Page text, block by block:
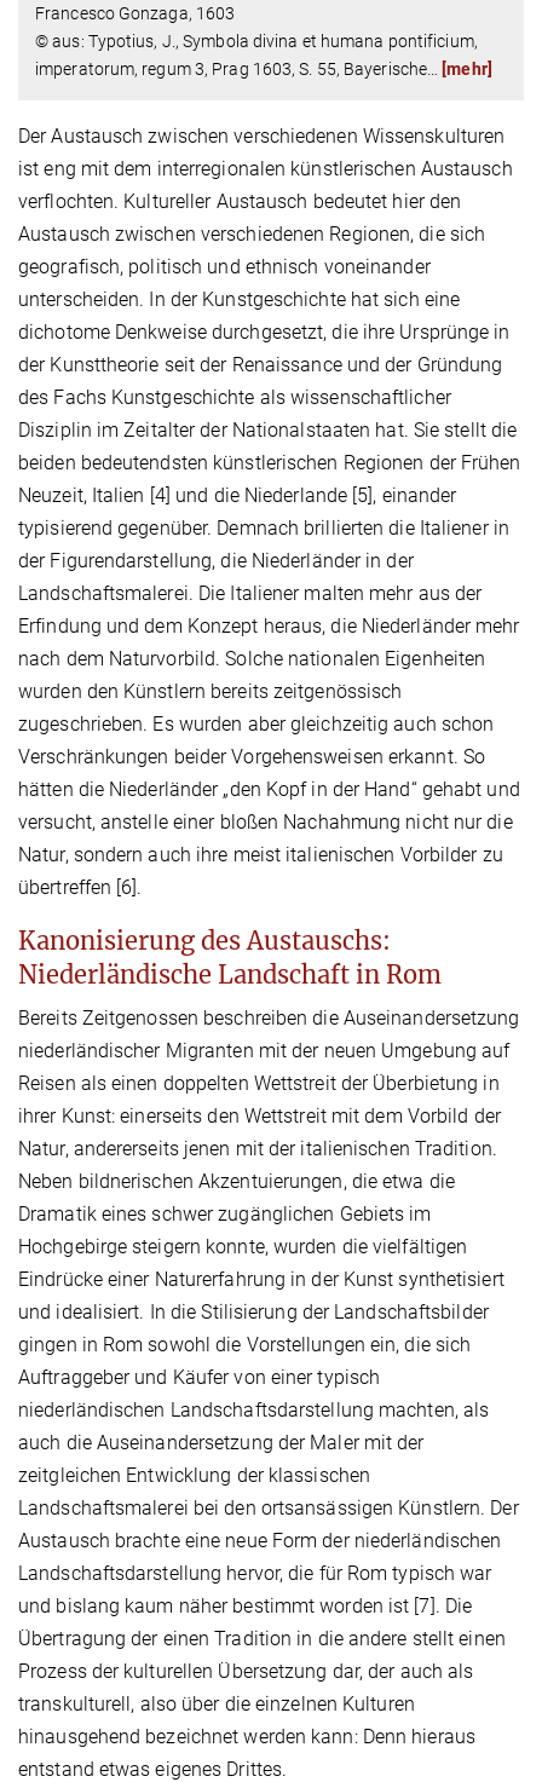
Francesco Gonzaga, 1603
© aus: Typotius, J., Symbola divina et humana pontificium,
imperatorum, regum 3, Prag 1603, S. 55, Bayerische
[mehr]
Der Austausch zwischen verschiedenen Wissenskulturen
ist eng mit dem interregionalen künstlerischen Austausch
verflochten. Kultureller Austausch bedeutet hier den
Austausch zwischen verschiedenen Regionen, die sich
geografisch, politisch und ethnisch voneinander
unterscheiden. In der Kunstgeschichte hat sich eine
dichotome Denkweise durchgesetzt, die ihre Ursprünge in
der Kunsttheorie seit der Renaissance und der Gründung
des Fachs Kunstgeschichte als wissenschaftlicher
Disziplin im Zeitalter der Nationalstaaten hat. Sie stellt die
beiden bedeutendsten künstlerischen Regionen der Frühen
Neuzeit, Italien [4] und die Niederlande [5], einander
typisierend gegenüber. Demnach brillierten die Italiener in
der Figurendarstellung, die Niederländer in der
Landschaftsmalerei. Die Italiener malten mehr aus der
Erfindung und dem Konzept heraus, die Niederländer mehr
nach dem Naturvorbild. Solche nationalen Eigenheiten
wurden den Künstlern bereits zeitgenössisch
zugeschrieben. Es wurden aber gleichzeitig auch schon
Verschränkungen beider Vorgehensweisen erkannt. So
hätten die Niederländer „den Kopf in der Hand“ gehabt und
versucht, anstelle einer bloßen Nachahmung nicht nur die
Natur, sondern auch ihre meist italienischen Vorbilder zu
übertreffen [6].
Kanonisierung des Austauschs:
Niederländische Landschaft in Rom
Bereits Zeitgenossen beschreiben die Auseinandersetzung
niederländischer Migranten mit der neuen Umgebung auf
Reisen als einen doppelten Wettstreit der Überbietung in
ihrer Kunst: einerseits den Wettstreit mit dem Vorbild der
Natur, andererseits jenen mit der italienischen Tradition.
Neben bildnerischen Akzentuierungen, die etwa die
Dramatik eines schwer zugänglichen Gebiets im
Hochgebirge steigern konnte, wurden die vielfältigen
Eindrücke einer Naturerfahrung in der Kunst synthetisiert
und idealisiert. In die Stilisierung der Landschaftsbilder
gingen in Rom sowohl die Vorstellungen ein, die sich
Auftraggeber und Käufer von einer typisch
niederländischen Landschaftsdarstellung machten, als
auch die Auseinandersetzung der Maler mit der
zeitgleichen Entwicklung der klassischen
Landschaftsmalerei bei den ortsansässigen Künstlern. Der
Austausch brachte eine neue Form der niederländischen
Landschaftsdarstellung hervor, die für Rom typisch war
und bislang kaum näher bestimmt worden ist [7]. Die
Übertragung der einen Tradition in die andere stellt einen
Prozess der kulturellen Übersetzung dar, der auch als
transkulturell, also über die einzelnen Kulturen
hinausgehend bezeichnet werden kann: Denn hieraus
entstand etwas eigenes Drittes.